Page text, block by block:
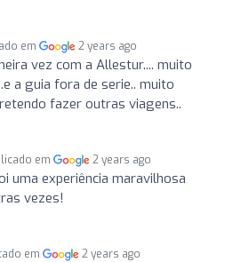
em 2 years ago
vez com a Allestur.... muito
a guia fora de serie.. muito
fazer outras viagens..
em 2 years ago
uma experiência maravilhosa
vezes!
em 2 years ago